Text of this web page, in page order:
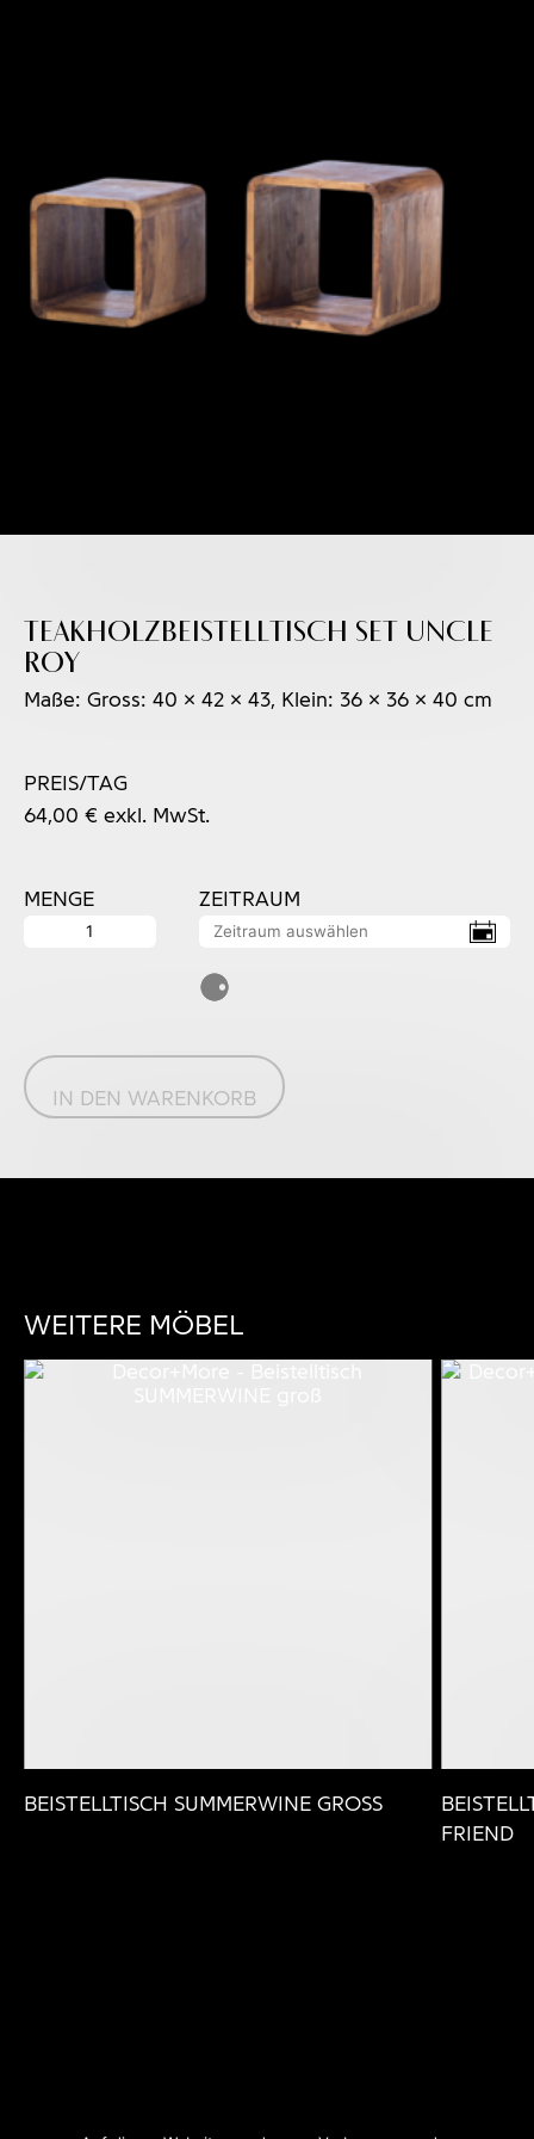
Teakholzbeistelltisch Set UNCLE
ROY
Maße: Gross: 40 x 42 x 43, Klein: 36 x 36 x 40 cm
PREIS/TAG
64,00 € exkl. MwSt.
MENGE
Teakholzbeistelltisch
ZEITRAUM
IN DEN WARENKORB
WEITERE MÖBEL
BEISTELLTISCH SUMMERWINE GROSS
FRIEND